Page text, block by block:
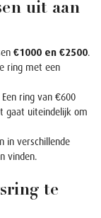
uit aan
€1000 en €2500.
ring met een
ring van €600
gaat uiteindelijk om
in verschillende
vinden.
te